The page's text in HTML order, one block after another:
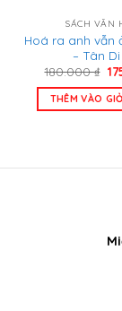
SÁCH VĂN
Hoá ra anh vẫn
– Tân
180.000₫
là:
THÊM VÀO